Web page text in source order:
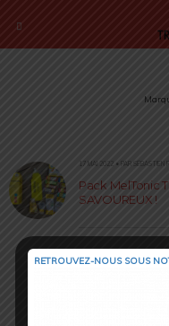
17 MAI 2022 • PAR SÉBASTIEN
Pack MelTonic
SAVOUREUX !
RETROUVEZ-NOUS SOUS